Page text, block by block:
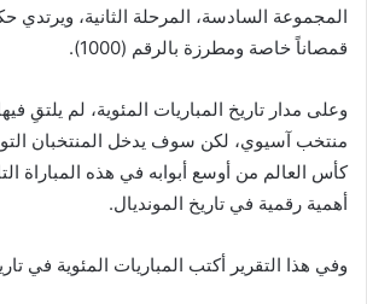
المجموعة السادسة، المرحلة الثانية، ويرتدي
قمصاناً خاصة ومطرزة بالرقم (1000).
وعلى مدار تاريخ المباريات المئوية، لم يلتقِ
منتخب آسيوي، لكن سوف يدخل المنتخبان
كأس العالم من أوسع أبوابه في هذه المباراة
أهمية رقمية في تاريخ المونديال.
وفي هذا التقرير أكتب المباريات المئوية في